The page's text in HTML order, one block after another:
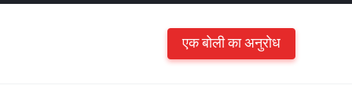
एक बोली का अनुरोध